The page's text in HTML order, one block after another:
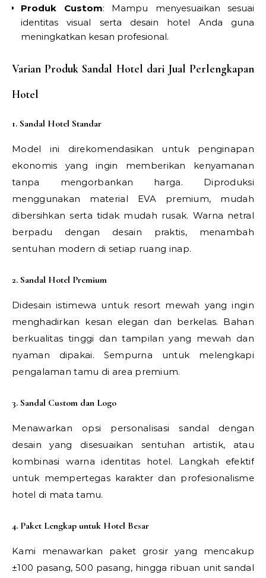
Produk Custom: Mampu menyesuaikan sesuai
identitas visual serta desain hotel Anda guna
meningkatkan kesan profesional.
Varian Produk Sandal Hotel dari Jual Perlengkapan
Hotel
1. Sandal Hotel Standar
Model ini direkomendasikan untuk penginapan
ekonomis yang ingin memberikan kenyamanan
tanpa mengorbankan harga. Diproduksi
menggunakan material EVA premium, mudah
dibersihkan serta tidak mudah rusak. Warna netral
berpadu dengan desain praktis, menambah
sentuhan modern di setiap ruang inap.
2. Sandal Hotel Premium
Didesain istimewa untuk resort mewah yang ingin
menghadirkan kesan elegan dan berkelas. Bahan
berkualitas tinggi dan tampilan yang mewah dan
nyaman dipakai. Sempurna untuk melengkapi
pengalaman tamu di area premium.
3. Sandal Custom dan Logo
Menawarkan opsi personalisasi sandal dengan
desain yang disesuaikan sentuhan artistik, atau
kombinasi warna identitas hotel. Langkah efektif
untuk mempertegas karakter dan profesionalisme
hotel di mata tamu.
4. Paket Lengkap untuk Hotel Besar
Kami menawarkan paket grosir yang mencakup
±100 pasang, 500 pasang, hingga ribuan unit sandal